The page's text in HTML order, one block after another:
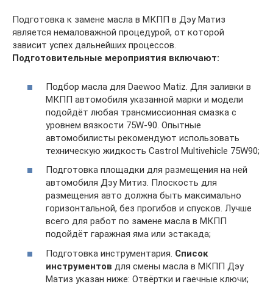
Подготовка к замене масла в МКПП в Дэу Матиз
является немаловажной процедурой, от которой
зависит успех дальнейших процессов.
Подготовительные мероприятия включают:
Подбор масла для Daewoo Matiz. Для заливки в
МКПП автомобиля указанной марки и модели
подойдёт любая трансмиссионная смазка с
уровнем вязкости 75W-90. Опытные
автомобилисты рекомендуют использовать
техническую жидкость Castrol Multivehicle 75W90;
Подготовка площадки для размещения на ней
автомобиля Дэу Митиз. Плоскость для
размещения авто должна быть максимально
горизонтальной, без прогибов и спусков. Лучше
всего для работ по замене масла в МКПП
подойдёт гаражная яма или эстакада;
Подготовка инструментария. Список
инструментов для смены масла в МКПП Дэу
Матиз указан ниже: Отвёртки и гаечные ключи;